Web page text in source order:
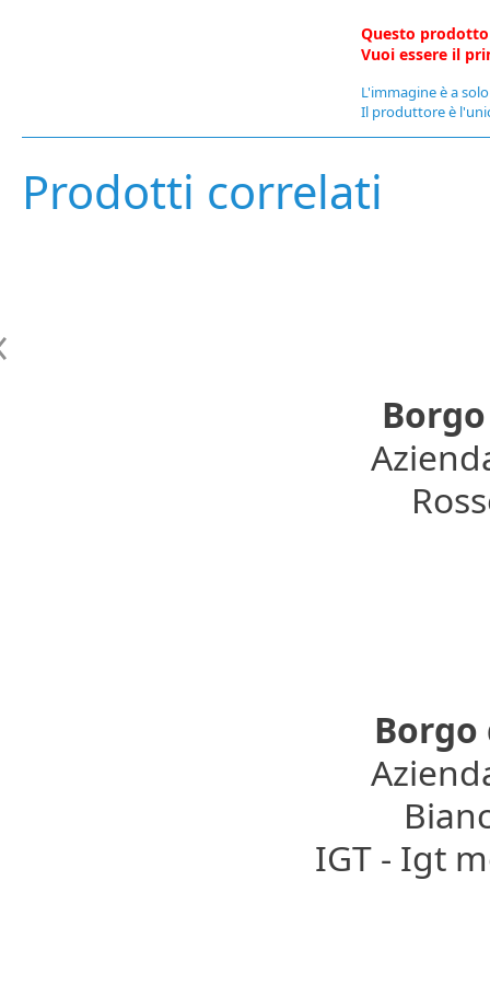
Questo
Vuoi essere il
L'immagine è a
Il produttore è
Prodotti correlati
Borgo
IGT - Igt